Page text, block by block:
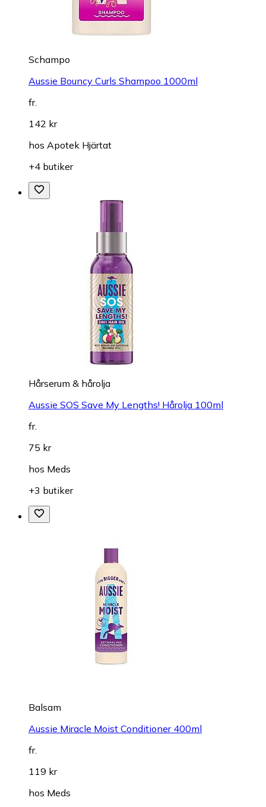
Schampo
Aussie Bouncy Curls Shampoo 1000ml
fr.
142 kr
hos Apotek Hjärtat
+4 butiker
Hårserum & hårolja
Aussie SOS Save My Lengths! Hårolja 100ml
fr.
75 kr
hos Meds
+3 butiker
Balsam
Aussie Miracle Moist Conditioner 400ml
fr.
119 kr
hos Meds